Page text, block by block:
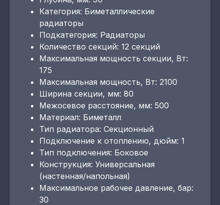
Категория: Биметаллические
радиаторы
Подкатегория: Радиаторы
Количество секций: 12 секций
Максимальная мощность секции, Вт:
175
Максимальная мощность, Вт: 2100
Ширина секции, мм: 80
Межосевое расстояние, мм: 500
Материал: Биметалл
Тип радиатора: Секционный
Подключение к отоплению, дюйм: 1
Тип подключения: Боковое
Конструкция: Универсальная
(настенная/напольная)
Максимальное рабочее давление, бар:
30